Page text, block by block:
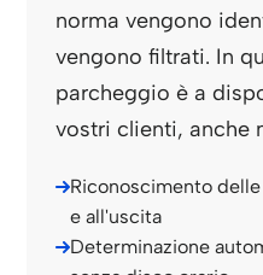
norma vengono
vengono filtrati. In
parcheggio è a
vostri clienti, anche
Riconoscimento
e all'uscita
Determinazione